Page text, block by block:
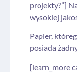
projekty?”]
wysokiej
Papier,
posiada
[learn_more